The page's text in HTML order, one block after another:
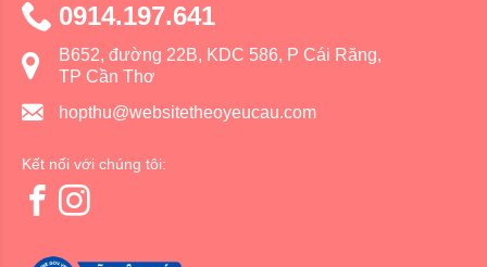
0914.197.641
B652, đường 22B, KDC 586, P Cái Răng,
TP Cần Thơ
hopthu@websitetheoyeucau.com
Kết nối với chúng tôi: